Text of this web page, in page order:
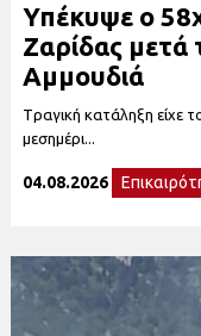
Υπέκυψε ο
Ζαρίδας μετά
Αμμουδιά
Tραγική κατάληξη είχε
μεσημέρι...
04.08.2026